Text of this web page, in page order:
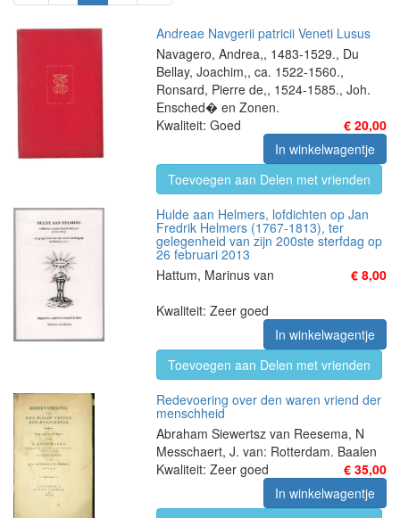
Andreae Navgerii patricii Veneti Lusus
Navagero, Andrea,, 1483-1529., Du
Bellay, Joachim,, ca. 1522-1560.,
Ronsard, Pierre de,, 1524-1585., Joh.
Ensched� en Zonen.
€ 20,00
Kwaliteit: Goed
In winkelwagentje
Toevoegen aan Delen met vrienden
Hulde aan Helmers, lofdichten op Jan
Fredrik Helmers (1767-1813), ter
gelegenheid van zijn 200ste sterfdag op
26 februari 2013
Hattum, Marinus van
€ 8,00
Kwaliteit: Zeer goed
In winkelwagentje
Toevoegen aan Delen met vrienden
Redevoering over den waren vriend der
menschheid
Abraham Siewertsz van Reesema, N
Messchaert, J. van: Rotterdam. Baalen
€ 35,00
Kwaliteit: Zeer goed
In winkelwagentje